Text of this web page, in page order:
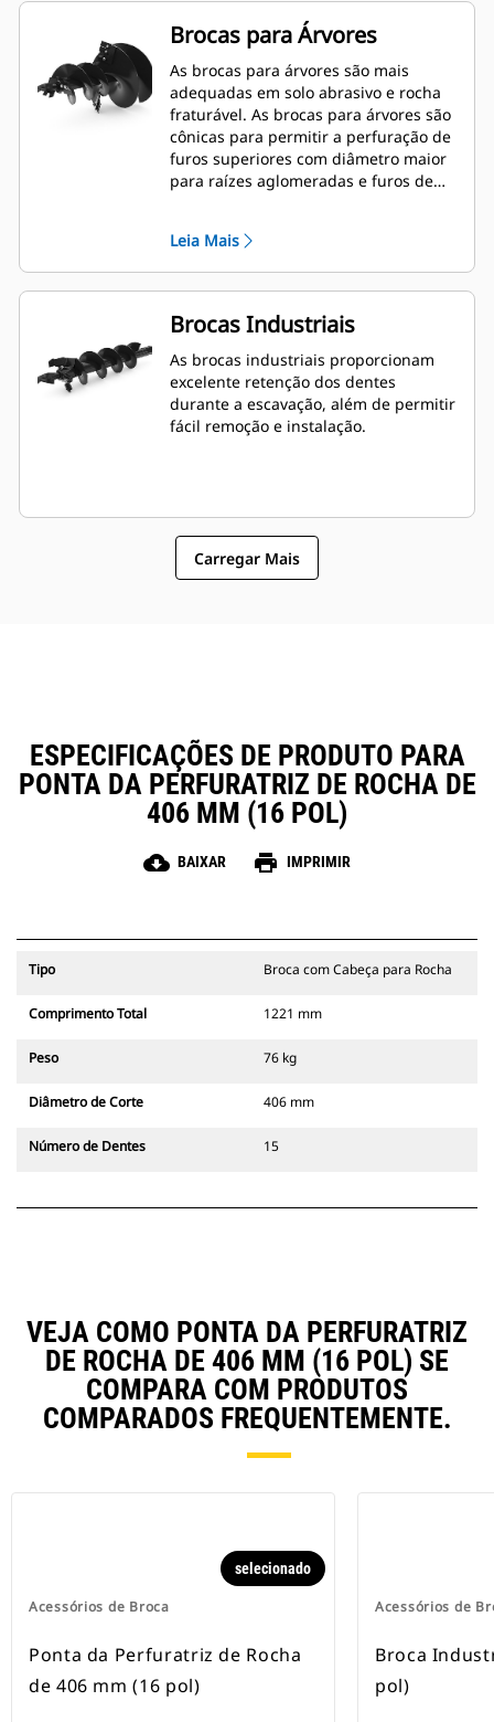
Brocas para Árvores
As brocas para árvores são mais
adequadas em solo abrasivo e rocha
fraturável. As brocas para árvores são
cônicas para permitir a perfuração de
furos superiores com diâmetro maior
para raízes aglomeradas e furos de
Leia Mais
Brocas Industriais
As brocas industriais proporcionam
excelente retenção dos dentes
durante a escavação, além de permitir
fácil remoção e instalação.
Carregar Mais
ESPECIFICAÇÕES DE PRODUTO PARA
PONTA DA PERFURATRIZ DE ROCHA DE
406 MM (16 POL)
cloud_download BAIXAR print IMPRIMIR
Tipo Broca com Cabeça para Rocha
Comprimento Total 1221 mm
Peso 76 kg
Diâmetro de Corte 406 mm
Número de Dentes 15
VEJA COMO PONTA DA PERFURATRIZ
DE ROCHA DE 406 MM (16 POL) SE
COMPARA COM PRODUTOS
COMPARADOS FREQUENTEMENTE.
Acessórios de Broca
selecionado
Ponta da Perfuratriz de Rocha
de 406 mm (16 pol)
Acessórios de
Broca
pol)